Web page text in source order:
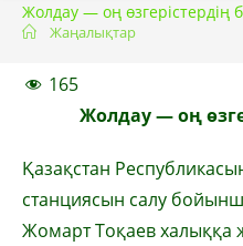
Жолдау — оң өзгерістердің
Жаңалықтар
165
Жолдау — оң
Қазақстан
станциясын салу
Жомарт Тоқаев халыққа